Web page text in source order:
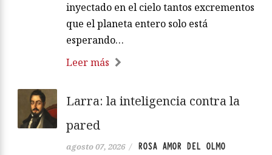
inyectado en el cielo tantos excrementos
que el planeta entero solo está
esperando…
Leer más
Larra: la inteligencia contra la
pared
agosto 07, 2026 / ROSA AMOR DEL OLMO